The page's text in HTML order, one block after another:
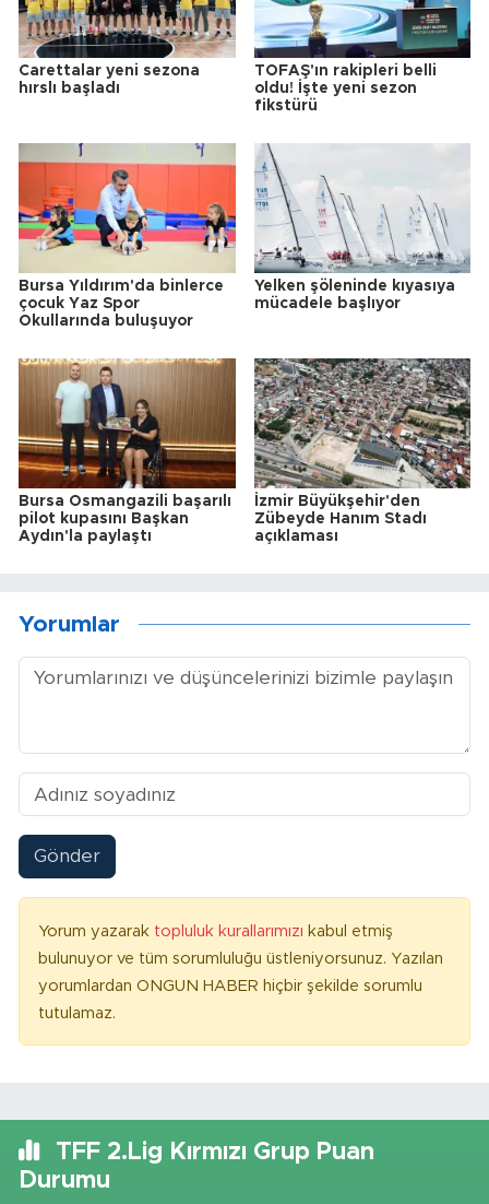
Carettalar yeni sezona
hırslı başladı
TOFAŞ'ın rakipleri belli
oldu! İşte yeni sezon
fikstürü
Bursa Yıldırım'da binlerce
çocuk Yaz Spor
Okullarında buluşuyor
Yelken şöleninde kıyasıya
mücadele başlıyor
Bursa Osmangazili başarılı
pilot kupasını Başkan
Aydın'la paylaştı
İzmir Büyükşehir'den
Zübeyde Hanım Stadı
açıklaması
Yorumlar
Gönder
Yorum yazarak topluluk kurallarımızı kabul etmiş
bulunuyor ve tüm sorumluluğu üstleniyorsunuz. Yazılan
yorumlardan ONGUN HABER hiçbir şekilde sorumlu
tutulamaz.
TFF 2.Lig Kırmızı Grup Puan
Durumu